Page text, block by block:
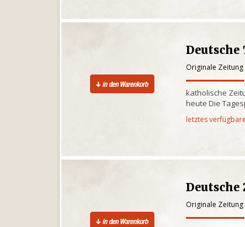
Deutsche
Originale
katholische
heute Die
letztes
Deutsche
Originale